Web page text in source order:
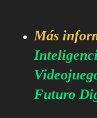
Más
Futuro